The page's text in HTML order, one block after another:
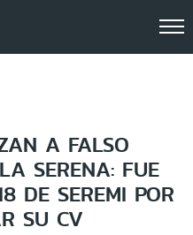
A FALSO
SERENA: FUE
DE SEREMI POR
SU CV